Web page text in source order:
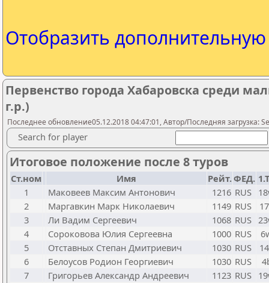
Отобразить
Первенство города Хабаровска среди
г.р.)
Последнее обновление05.12.2018 04:47:01, Автор/Последняя загрузка:
Search for player
Итоговое положение после 8 туров
Ст.ном Имя Рейт.ФЕД.
1
Маковеев Максим Антонович 1216 RUS
2
Маргавкин Марк Николаевич 1149 RUS
3
Ли Вадим Сергеевич 1068 RUS
4
Сороковова Юлия Сергеевна 1000 RUS
5
Отставных Степан Дмитриевич 1030 RUS
6
Белоусов Родион Георгиевич 1030 RUS
7
Григорьев Александр Андреевич 1123 RUS